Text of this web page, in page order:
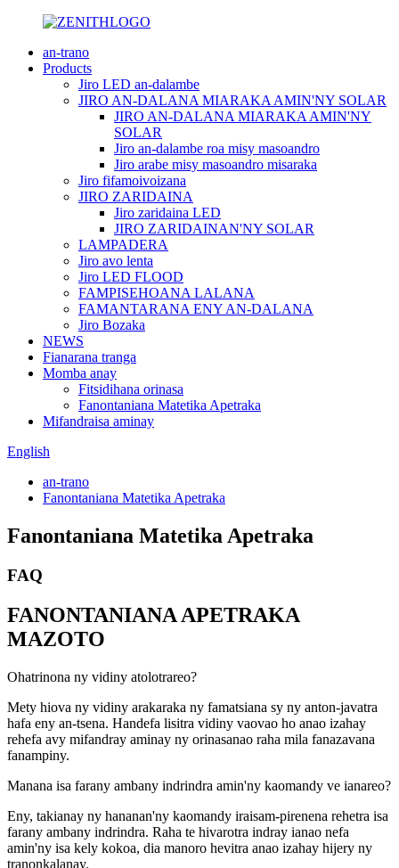
an-trano
Products
Jiro LED an-dalambe
JIRO AN-DALANA MIARAKA AMIN'NY SOLAR
JIRO AN-DALANA MIARAKA AMIN'NY
SOLAR
Jiro an-dalambe roa misy masoandro
Jiro arabe misy masoandro misaraka
Jiro fifamoivoizana
JIRO ZARIDAINA
Jiro zaridaina LED
JIRO ZARIDAINAN'NY SOLAR
LAMPADERA
Jiro avo lenta
Jiro LED FLOOD
FAMPISEHOANA LALANA
FAMANTARANA ENY AN-DALANA
Jiro Bozaka
NEWS
Fianarana tranga
Momba anay
Fitsidihana orinasa
Fanontaniana Matetika Apetraka
Mifandraisa aminay
English
an-trano
Fanontaniana Matetika Apetraka
Fanontaniana Matetika Apetraka
FAQ
FANONTANIANA APETRAKA
MAZOTO
Ohatrinona ny vidiny atolotrareo?
Mety hiova ny vidiny arakaraka ny famatsiana sy ny anton-javatra
hafa eny an-tsena. Handefa lisitra vidiny vaovao ho anao izahay
rehefa avy mifandray aminay ny orinasanao raha mila fanazavana
fanampiny.
Manana isa farany ambany indrindra amin'ny kaomandy ve ianareo?
Eny, takianay ny hananan'ny kaomandy iraisam-pirenena rehetra isa
farany ambany indrindra. Raha te hivarotra indray ianao nefa
amin'ny isa kely kokoa, dia manoro hevitra anao izahay hijery ny
tranonkalanay.